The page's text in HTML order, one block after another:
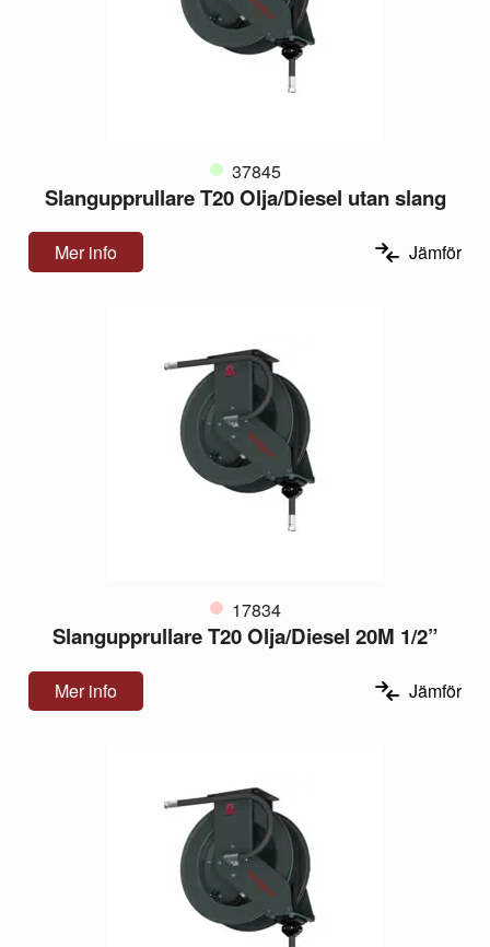
37845
Slangupprullare T20 Olja/Diesel utan slang
Mer info Jämför
17834
Slangupprullare T20 Olja/Diesel 20M 1/2”
Mer info Jämför